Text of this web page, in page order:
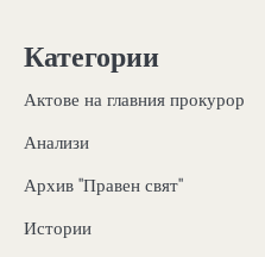
Категории
Актове на главния прокурор
Анализи
Архив "Правен свят"
Истории